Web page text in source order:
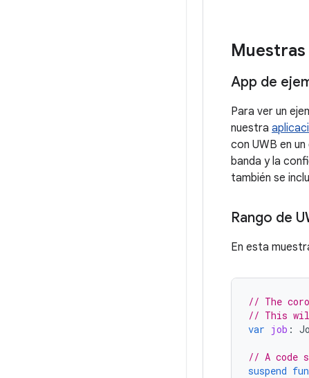
App de
Para ver un
nuestra
con UWB en
banda y la
también se
Rango de
En esta
// The
// This
var job :
// A code
suspend fun